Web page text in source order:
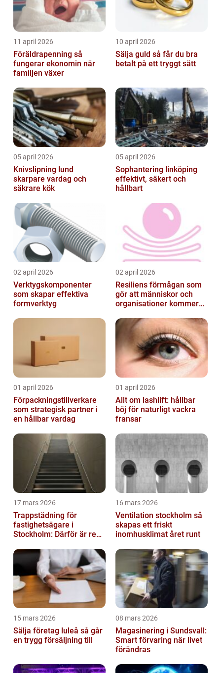
11 april 2026
Föräldrapenning så
fungerar ekonomin när
familjen växer
10 april 2026
Sälja guld så får du bra
betalt på ett tryggt sätt
05 april 2026
Knivslipning lund
skarpare vardag och
säkrare kök
05 april 2026
Sophantering linköping
effektivt, säkert och
hållbart
02 april 2026
Verktygskomponenter
som skapar effektiva
formverktyg
02 april 2026
Resiliens förmågan som
gör att människor och
organisationer kommer
01 april 2026
Förpackningstillverkare
som strategisk partner i
en hållbar vardag
01 april 2026
Allt om lashlift: hållbar
böj för naturligt vackra
fransar
17 mars 2026
Trappstädning för
fastighetsägare i
Stockholm: Därför är rena
investering
16 mars 2026
Ventilation stockholm så
skapas ett friskt
inomhusklimat året runt
15 mars 2026
Sälja företag luleå så går
en trygg försäljning till
08 mars 2026
Magasinering i Sundsvall:
Smart förvaring när livet
förändras